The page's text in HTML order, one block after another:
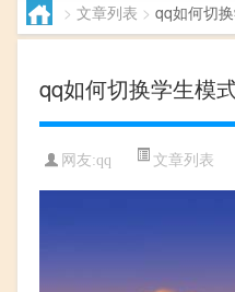
> 文章列表 > qq如何切
qq如何切换学生模
网友:qq 文章列表